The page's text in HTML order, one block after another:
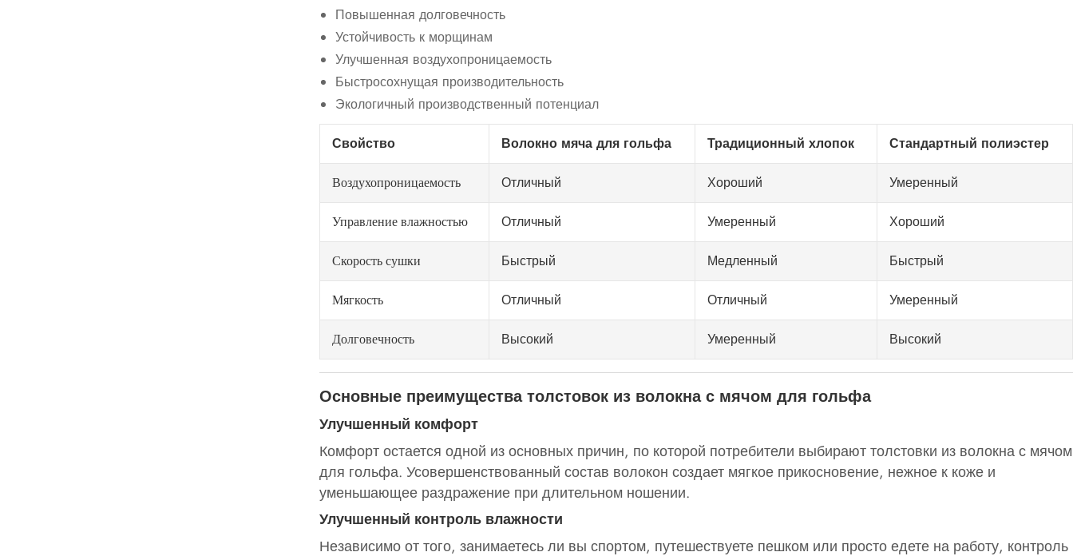
Повышенная долговечность
Устойчивость к морщинам
Улучшенная воздухопроницаемость
Быстросохнущая производительность
Экологичный производственный потенциал
Свойство Волокно мяча для гольфа Традиционный хлопок Стандартный полиэстер
Воздухопроницаемость Отличный Хороший Умеренный
Управление влажностью Отличный Умеренный Хороший
Скорость сушки Быстрый Медленный Быстрый
Мягкость Отличный Отличный Умеренный
Долговечность Высокий Умеренный Высокий
Основные преимущества толстовок из волокна с мячом для гольфа
Улучшенный комфорт
Комфорт остается одной из основных причин, по которой потребители выбирают толстовки из волокна с мячом
для гольфа. Усовершенствованный состав волокон создает мягкое прикосновение, нежное к коже и
уменьшающее раздражение при длительном ношении.
Улучшенный контроль влажности
Независимо от того, занимаетесь ли вы спортом, путешествуете пешком или просто едете на работу, контроль